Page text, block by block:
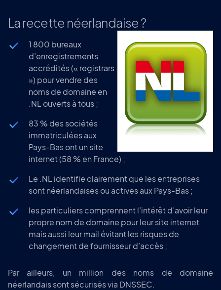
La recette néerlandaise ?
1 800 bureaux
d’enregistrements
accrédités (« registrars
») pour vendre des
noms de domaine en
.NL ouverts à tous ;
83 % des sociétés
immatriculées aux
Pays-Bas ont un site
internet (58 % en France) ;
Le .NL identifie clairement que les entreprises
sont néerlandaises ou actives aux Pays-Bas ;
les particuliers comprennent l’intérêt d’avoir leur
propre nom de domaine pour leur site internet
mais aussi leur mail évitant les risques de
changement de fournisseur d’accès ;
Par ailleurs, un million des noms de domaine
néerlandais sont sécurisés via DNSSEC.